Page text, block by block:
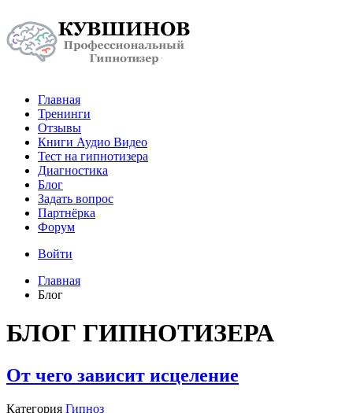
Главная
Тренинги
Отзывы
Книги Аудио Видео
Тест на гипнотизера
Диагностика
Блог
Задать вопрос
Партнёрка
Форум
Войти
Главная
Блог
БЛОГ ГИПНОТИЗЕРА
От чего зависит исцеление
Категория Гипноз